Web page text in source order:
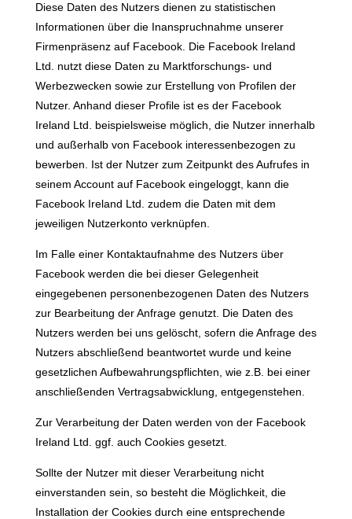
Diese Daten des Nutzers dienen zu statistischen
Informationen über die Inanspruchnahme unserer
Firmenpräsenz auf Facebook. Die Facebook Ireland
Ltd. nutzt diese Daten zu Marktforschungs- und
Werbezwecken sowie zur Erstellung von Profilen der
Nutzer. Anhand dieser Profile ist es der Facebook
Ireland Ltd. beispielsweise möglich, die Nutzer innerhalb
und außerhalb von Facebook interessenbezogen zu
bewerben. Ist der Nutzer zum Zeitpunkt des Aufrufes in
seinem Account auf Facebook eingeloggt, kann die
Facebook Ireland Ltd. zudem die Daten mit dem
jeweiligen Nutzerkonto verknüpfen.
Im Falle einer Kontaktaufnahme des Nutzers über
Facebook werden die bei dieser Gelegenheit
eingegebenen personenbezogenen Daten des Nutzers
zur Bearbeitung der Anfrage genutzt. Die Daten des
Nutzers werden bei uns gelöscht, sofern die Anfrage des
Nutzers abschließend beantwortet wurde und keine
gesetzlichen Aufbewahrungspflichten, wie z.B. bei einer
anschließenden Vertragsabwicklung, entgegenstehen.
Zur Verarbeitung der Daten werden von der Facebook
Ireland Ltd. ggf. auch Cookies gesetzt.
Sollte der Nutzer mit dieser Verarbeitung nicht
einverstanden sein, so besteht die Möglichkeit, die
Installation der Cookies durch eine entsprechende